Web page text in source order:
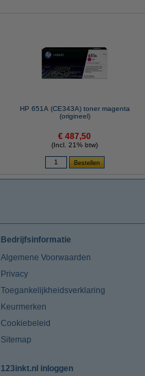
HP 651A (CE343A) toner magenta
(origineel)
€ 487,50
(Incl. 21% btw)
Bedrijfsinformatie
Algemene Voorwaarden
Privacy
Toegankelijkheidsverklaring
Keurmerken
Cookiebeleid
Sitemap
123inkt.nl inloggen